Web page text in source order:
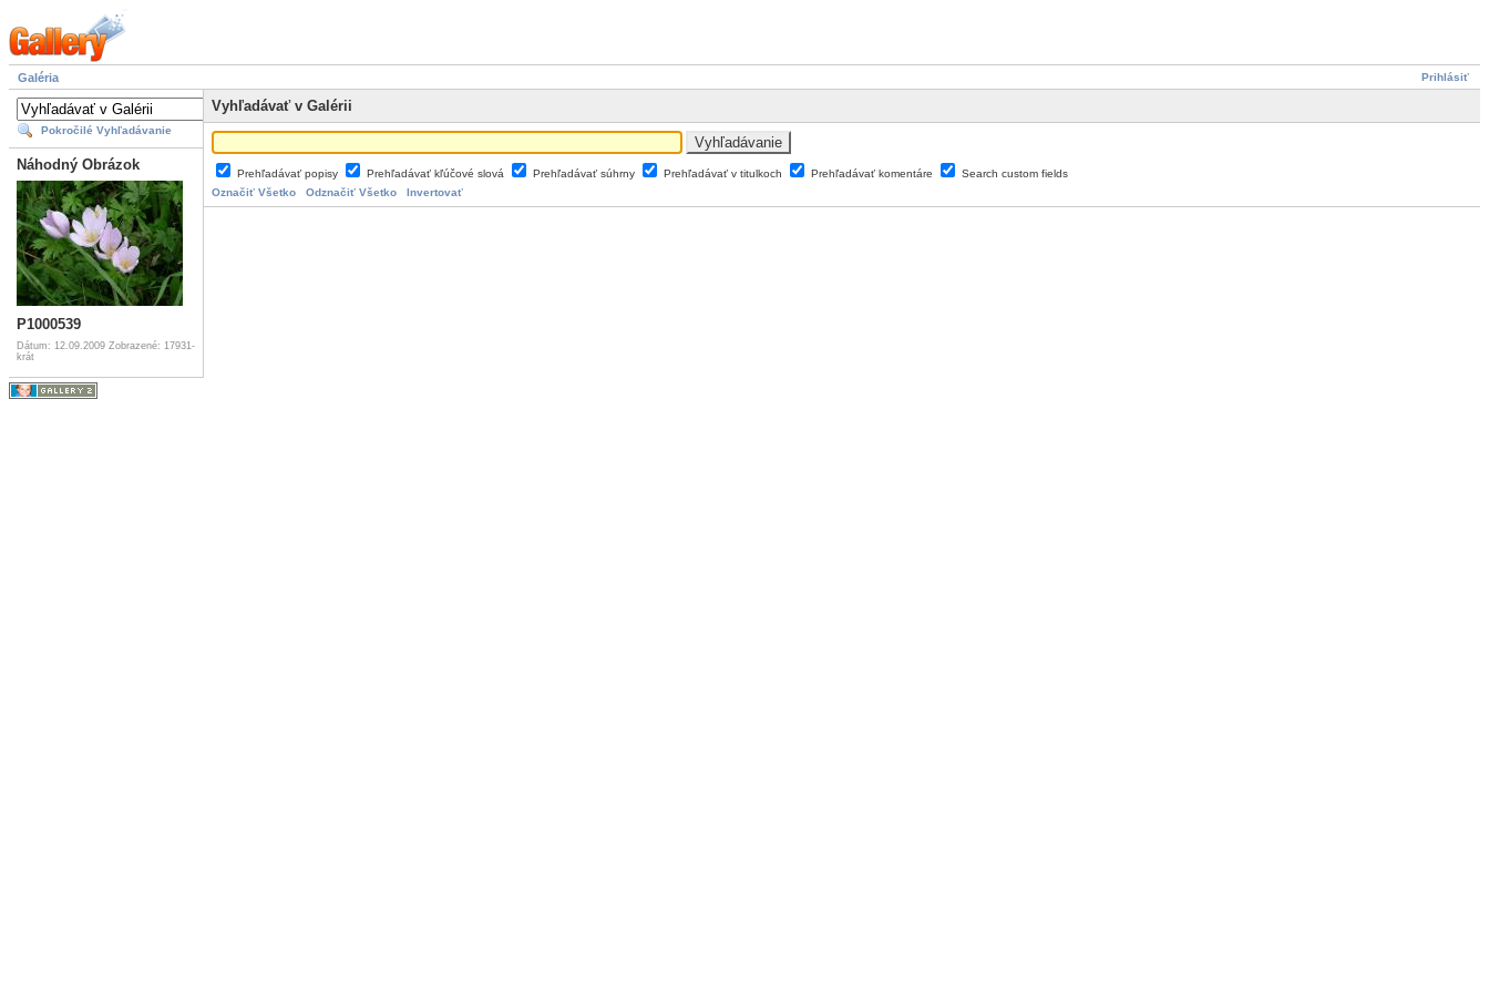
Prihlásiť
Galéria
Pokročilé Vyhľadávanie
Náhodný Obrázok
P1000539
Dátum: 12.09.2009 Zobrazené: 17931-
krát
Vyhľadávať v Galérii
Prehľadávať popisy Prehľadávať kľúčové slová Prehľadávať súhrny Prehľadávať v titulkoch Prehľadávať komentáre
Search custom fields
Označiť Všetko
Odznačiť Všetko Invertovať